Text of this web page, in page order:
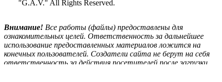
"G.A.V." All Rights Reserved.
Внимание! Все работы (файлы) предоставлены для
ознакомительных целей. Ответственность за дальнейшее
использование предоставленных материалов ложится на
конечных пользователей. Создатели сайта не берут на себя
ответственность за действия посетителей после загрузки